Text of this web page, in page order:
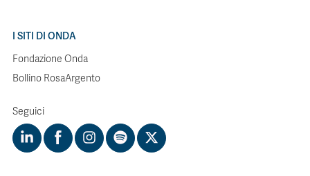
I SITI DI ONDA
Fondazione Onda
Bollino RosaArgento
Seguici